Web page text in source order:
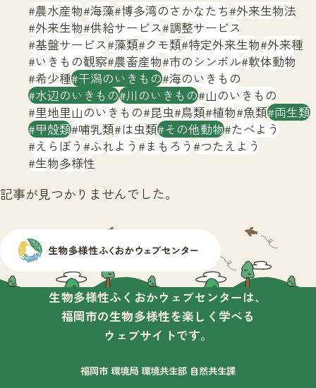
文字サイズ 小 中 大
生物多様性ふくおかウェブセンターとは
サイトマップ
農水産物 海藻 博多湾のさかなたち 外来生物法
外来生物 供給サービス 調整サービス
基盤サービス 藻類 クモ類 特定外来生物 外来種
いきもの観察 農畜産物 市のシンボル 軟体動物
希少種 干潟のいきもの 海のいきもの
水辺のいきもの 川のいきもの 山のいきもの
里地里山のいきもの 昆虫 鳥類 植物 魚類 両生類
甲殻類 哺乳類 は虫類 その他動物 たべよう
えらぼう ふれよう まもろう つたえよう
生物多様性
記事が見つかりませんでした。
生物多様性ふくおかウェブセンターは、
福岡市の生物多様性を楽しく学べる
ウェブサイトです。
福岡市 環境局 環境共生部 自然共生課